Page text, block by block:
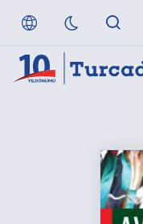
Off-Campus Access